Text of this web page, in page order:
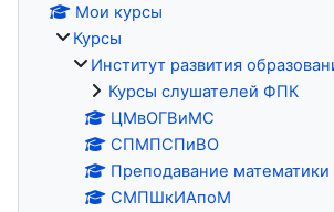
Мои курсы
Курсы
Институт развития
Курсы слушателей ФПК
ЦМвОГВиМС
СПМПСПиВО
Преподавание математики
СМПШкИАпоМ